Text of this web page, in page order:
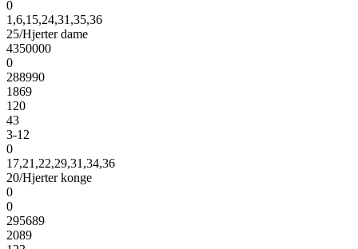
0
1,6,15,24,31,35,36
25/Hjerter dame
4350000
0
288990
1869
120
43
3-12
0
17,21,22,29,31,34,36
20/Hjerter konge
0
0
295689
2089